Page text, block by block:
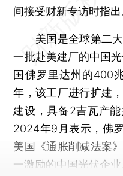
间接受财新专访时指出
美国是全球第二大
一批赴美建厂的中国
国佛罗里达州的400
年，该工厂进行扩建
建设，具备2吉瓦产
2024年9月表示，佛
美国《通胀削减法案
一激励的中国光伏企业